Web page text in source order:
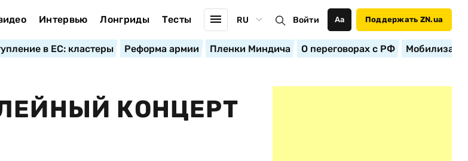
Интервью Лонгриды Тесты RU Войти Аа Поддержать ZN.ua
в ЕС: кластеры Реформа армии Пленки Миндича О переговорах с РФ
КОНЦЕРТ